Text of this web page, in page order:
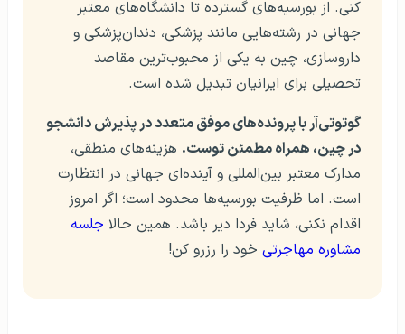
کنی. از بورسیه‌های گسترده تا دانشگاه‌های معتبر
جهانی در رشته‌هایی مانند پزشکی، دندان‌پزشکی و
داروسازی، چین به یکی از محبوب‌ترین مقاصد
تحصیلی برای ایرانیان تبدیل شده است.
گوتوتی‌آر با پرونده‌های موفق متعدد در پذیرش دانشجو
در چین، همراه مطمئن توست. هزینه‌های منطقی،
مدارک معتبر بین‌المللی و آینده‌ای جهانی در انتظارت
است. اما ظرفیت بورسیه‌ها محدود است؛ اگر امروز
اقدام نکنی، شاید فردا دیر باشد. همین حالا جلسه
مشاوره مهاجرتی خود را رزرو کن!